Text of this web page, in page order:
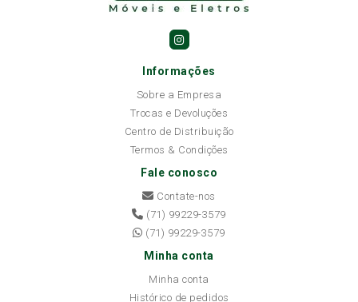
Informações
Sobre a Empresa
Trocas e Devoluções
Centro de Distribuição
Termos & Condições
Fale conosco
Contate-nos
(71) 99229-3579
(71) 99229-3579
Minha conta
Minha conta
Histórico de pedidos